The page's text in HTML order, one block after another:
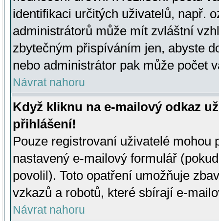
identifikaci určitých uživatelů, např.
administrátorů může mít zvláštní
zbytečným přispíváním jen, abyste
nebo administrátor pak může počet
Návrat nahoru
Když kliknu na e-mailový odkaz
přihlášení!
Pouze registrovaní uživatelé mohou
nastavený e-mailový formulář
povolil). Toto opatření umožňuje
vzkazů a robotů, které sbírají e-
Návrat nahoru